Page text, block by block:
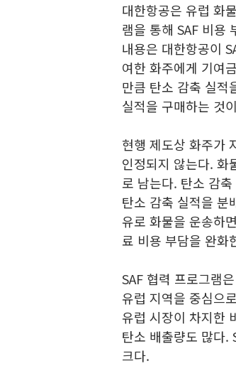
대한항공은 유럽 화
램을 통해 SAF 비용
내용은 대한항공이
여한 화주에게 기여
만큼 탄소 감축 실적
실적을 구매하는 것
현행 제도상 화주가
인정되지 않는다. 화
로 남는다. 탄소 감
탄소 감축 실적을 분
유로 화물을 운송하
료 비용 부담을 완화
SAF 협력 프로그램
유럽 지역을 중심으
유럽 시장이 차지한
탄소 배출량도 많다.
크다.